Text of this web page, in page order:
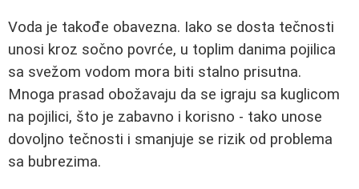
Voda je takođe obavezna. Iako se dosta tečnosti
unosi kroz sočno povrće, u toplim danima pojilica
sa svežom vodom mora biti stalno prisutna.
Mnoga prasad obožavaju da se igraju sa kuglicom
na pojilici, što je zabavno i korisno - tako unose
dovoljno tečnosti i smanjuje se rizik od problema
sa bubrezima.